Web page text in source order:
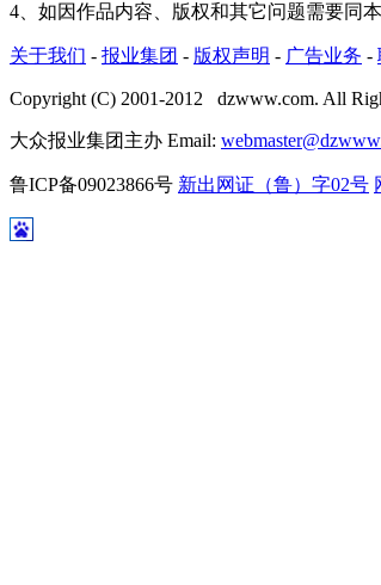
4、如因作品内容、版权和其它问题需要同
关于我们 - 报业集团 - 版权声明 - 广告业务 -
Copyright (C) 2001-2012 dzwww.com. All
大众报业集团主办 Email:
鲁ICP备09023866号 新出网证（鲁）字02号